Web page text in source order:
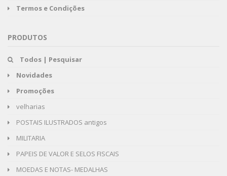
Termos e Condições
PRODUTOS
Todos | Pesquisar
Novidades
Promoções
velharias
POSTAIS ILUSTRADOS antigos
MILITARIA
PAPEIS DE VALOR E SELOS FISCAIS
MOEDAS E NOTAS- MEDALHAS